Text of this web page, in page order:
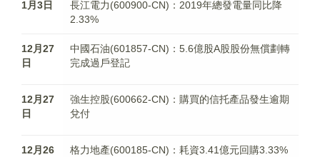
1月3日
長江電力(600900-CN)：2019年總發電量同比降
2.33%
12月27
日
中國石油(601857-CN)：5.6億股A股股份無償劃轉
完成過戶登記
12月27
日
強生控股(600662-CN)：購買的信托產品發生逾期
兌付
12月26
格力地產(600185-CN)：耗資3.41億元回購3.33%